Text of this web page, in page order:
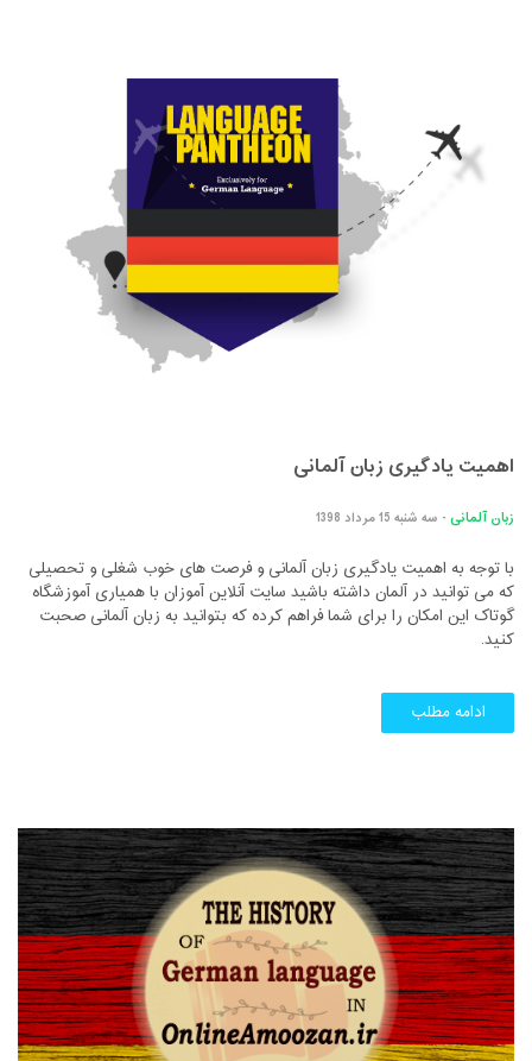
اهمیت یادگیری زبان آلمانی
زبان آلمانی- سه شنبه 15 مرداد 1398
با توجه به اهمیت یادگیری زبان آلمانی و فرصت های خوب شغلی و تحصیلی
که می توانید در آلمان داشته باشید سایت آنلاین آموزان با همیاری آموزشگاه
گوتاک این امکان را برای شما فراهم کرده که بتوانید به زبان آلمانی صحبت
کنید.
ادامه مطلب